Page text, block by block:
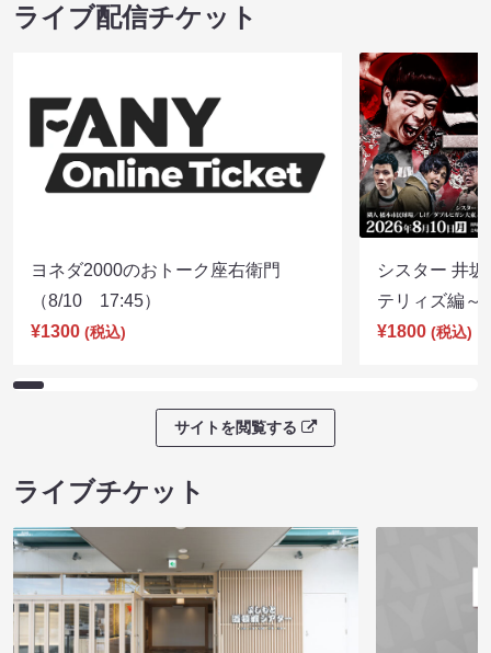
ライブ配信チケット
ヨネダ2000のおトーク座右衛門
（8/10 17:45）
¥1300 (税込)
シスター 井
テリィズ編
¥1800 (税込)
サイトを閲覧する
ライブチケット